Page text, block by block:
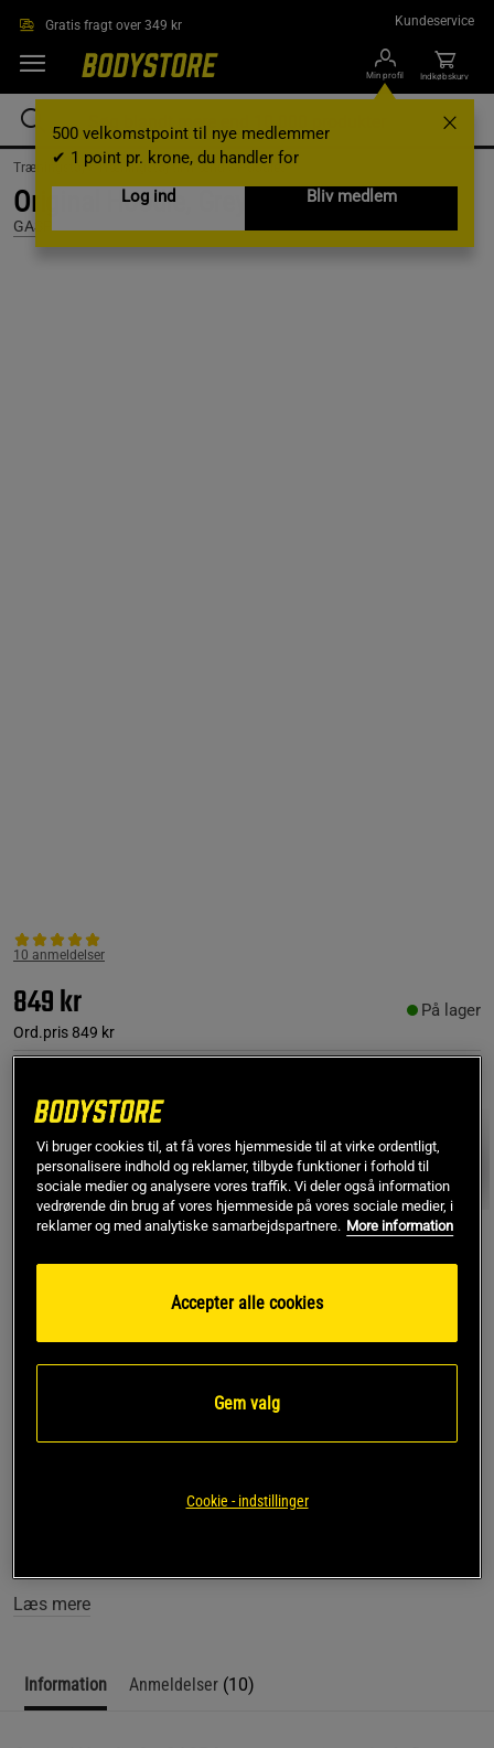
Gratis fragt over 349 kr Kundeservice
Min profil
500 velkomstpoint til nye medlemmer
✔ 1 point pr. krone, du handler for
Log ind
Bliv medlem
Indkøbskurv
Træningstøj /Træningstøj til mænd /Hoodies
Original Hoodie, Greymelange, M
GASP
10 anmeldelser
849 kr
Ord.pris 849 kr
På lager
M
Original Hoodie fra GASP har et smart vintagelook. Der er et
Læs mere
Information Anmeldelser (10)
Vi bruger cookies til, at få vores hjemmeside til at virke ordentligt,
personalisere indhold og reklamer, tilbyde funktioner i forhold til
sociale medier og analysere vores traffik. Vi deler også information
vedrørende din brug af vores hjemmeside på vores sociale medier, i
reklamer og med analytiske samarbejdspartnere. More information
Accepter alle cookies
Gem valg
Cookie - indstillinger